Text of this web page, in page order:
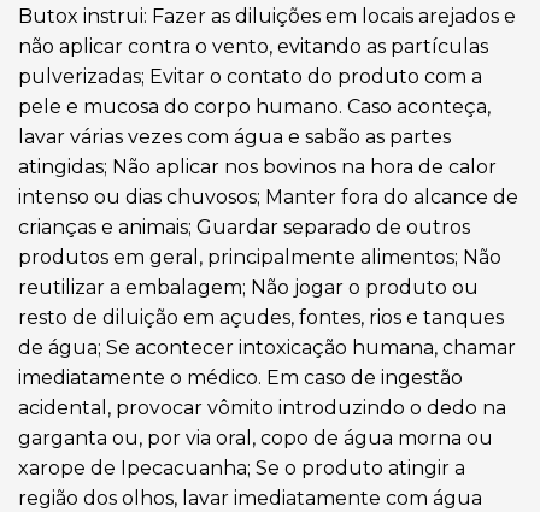
Butox instrui: Fazer as diluições em locais arejados e
não aplicar contra o vento, evitando as partículas
pulverizadas; Evitar o contato do produto com a
pele e mucosa do corpo humano. Caso aconteça,
lavar várias vezes com água e sabão as partes
atingidas; Não aplicar nos bovinos na hora de calor
intenso ou dias chuvosos; Manter fora do alcance de
crianças e animais; Guardar separado de outros
produtos em geral, principalmente alimentos; Não
reutilizar a embalagem; Não jogar o produto ou
resto de diluição em açudes, fontes, rios e tanques
de água; Se acontecer intoxicação humana, chamar
imediatamente o médico. Em caso de ingestão
acidental, provocar vômito introduzindo o dedo na
garganta ou, por via oral, copo de água morna ou
xarope de Ipecacuanha; Se o produto atingir a
região dos olhos, lavar imediatamente com água